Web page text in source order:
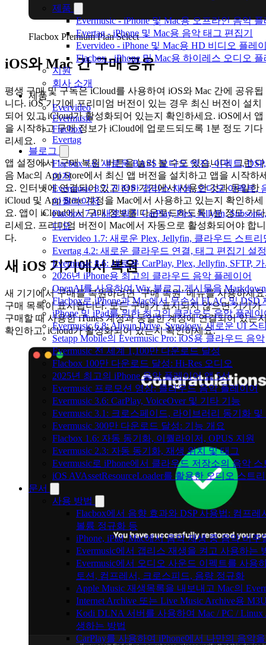
제품
Evermusic - iPhone 및 Mac용 오프라인 음악
Evertag - iPhone 및 Mac용 음악 태그 편집기
Evervideo - iPhone 및 Mac용 HD 비디오 플레
Flacbox - iPhone 및 Mac용 하이레스 오디오
지원
회사 소개
제품
Evervideo
Evermusic
Flacbox
Evertag
블로그
Flacbox 7.6: 새로운 BASS 오디오 엔진, 이펙트,
이저
Evermusic 8.7: 진정한 갭리스 재생, 오디오 이펙트,
이퀄라이저
Flacbox 7.4: 새로워진 CarPlay, Plex, Jellyfin,
디오
Evervideo 1.7: 새로운 Plex, Jellyfin, 클라우드 스트
Evertag 4.2: 새로운 클라우드 연결, 태그 편집기 설
Evermusic 8.6: 새로운 CarPlay, Plex, Jellyfin, SFTP,
2026년 iPhone용 최고의 클라우드 음악 플레이어
OpenAI를 사용하여 Wix 블로그 게시물을
Flacbox로 iPhone과 Mac에서 무손실 FLAC 및 DSD
iPhone 및 iPad를 위한 최고의 클라우드 음악 플레이
Evermusic 6.8: Aliyun Drive, Synology, 새로운 UI 스
Setapp Mobile의 Evermusic Pro: iOS용 클라우드 음악
Evermusic 전 세계 1,100만 다운로드 달성
Flacbox 100만 다운로드 달성: Hi-Res 오디오
2025년 최고의 iPhone 음악 플레이어 앱 5선
Evermusic 프로모션 영상: 클라우드 음악 플레이어
Evermusic 3.6: CarPlay, VoiceOver 및 기타 기능
Evermusic 3.1: 크로스페이드, 라이브러리 동기화 및
Evermusic 300만 다운로드 달성: 기능 개요
Flacbox 1.6: 자동 동기화, 이퀄라이저, OPUS 지원
Evermusic 2.3: 자동 동기화, 재생 위치 및 태그
Evermusic로 iPhone에서 클라우드 저장소의 음악
iOS AVAssetResourceLoader를 활용한 오디오 스트
문서
사용 방법
Flacbox에서 음향 효과와 DSP 사용법: 컴프레
볼륨 정규화 등
iPhone, iPad, Mac에서 음악 재생 중 음악 비
Evermusic에서 갭리스 재생을 켜고 사용하는
Evermusic에서 오디오 사운드 이펙트를 사용
토션, 컴프레서, 크로스피드, 음량 정규화
Apple Music 재생목록을 내보내고 Mac의
Internet Archive 또는 Live Music Archive용
Kodi DLNA 서버를 사용하여 Mac / PC /
생하는 방법
CarPlay를 사용하여 iPhone에서 나만의 음악
Flacbox Premium Plan Select
iOS와 Mac 간 구매 공유
평생 구매 및 구독은 iCloud를 사용하여 iOS와 Mac 간에 공유됩
니다. iOS 기기에 프리미엄 버전이 있는 경우 최신 버전이 설치
되어 있고 iCloud가 활성화되어 있는지 확인하세요. iOS에서 앱
을 시작하고 구매 정보가 iCloud에 업로드되도록 1분 정도 기다
리세요.
앱 설정에서 ‘구매 복원’ 버튼을 눌러 볼 수도 있습니다. 그런 다
음 Mac의 App Store에서 최신 앱 버전을 설치하고 앱을 시작하
요. 인터넷에 연결되어 있고 iOS 기기에서 사용한 것과 동일한
iCloud 및 App Store 계정을 Mac에서 사용하고 있는지 확인하세
요. 앱이 iCloud에서 구매 정보를 다운로드하도록 1분 정도 기다
리세요. 프리미엄 버전이 Mac에서 자동으로 활성화되어야 합니
다.
새 iOS 기기에서 복원
새 기기에서 구매를 복원하려면 ‘구매 복원’ 메뉴를 사용하세
구매 목록이 표시됩니다. 모든 구매가 표시되지 않으면 기기가
구매할 때 사용한 iTunes 계정과 동일한 계정에 연결되어 있는
확인하고, iCloud가 활성화되어 있는지 확인하세요.